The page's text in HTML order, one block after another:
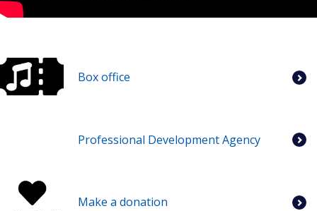
Box office
Professional Development Agency
Make a donation